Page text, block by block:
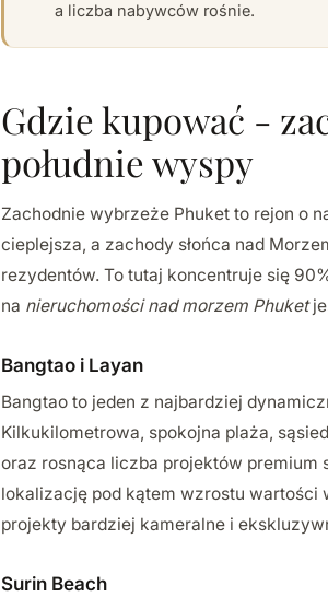
a liczba nabywców rośnie.
Gdzie kupować -
południe wyspy
Zachodnie wybrzeże Phuket to rejon o
cieplejsza, a zachody słońca nad
rezydentów. To tutaj koncentruje się
na nieruchomości nad morzem Phuket
Bangtao i Layan
Bangtao to jeden z najbardziej
Kilkukilometrowa, spokojna plaża,
oraz rosnąca liczba projektów premium
lokalizację pod kątem wzrostu wartości
projekty bardziej kameralne i
Surin Beach